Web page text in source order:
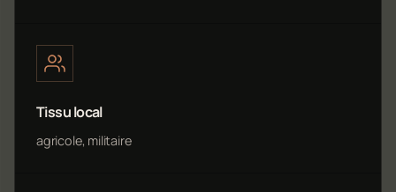
Tissu local
agricole, militaire